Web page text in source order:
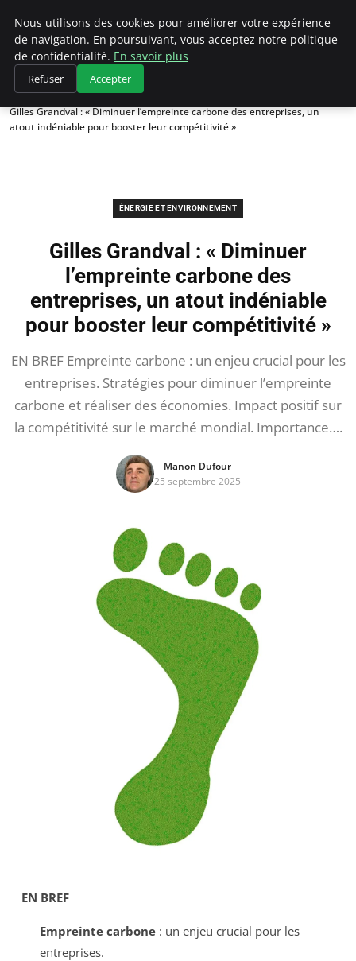
Climategatecountryclub.com
Accueil
Énergie et environnement
Gilles Grandval : « Diminuer l’empreinte carbone des entreprises, un
atout indéniable pour booster leur compétitivité »
ÉNERGIE ET ENVIRONNEMENT
Gilles Grandval : « Diminuer
l’empreinte carbone des
entreprises, un atout indéniable
pour booster leur compétitivité »
EN BREF Empreinte carbone : un enjeu crucial pour les
entreprises. Stratégies pour diminuer l’empreinte
carbone et réaliser des économies. Impact positif sur
la compétitivité sur le marché mondial. Importance….
Manon Dufour
25 septembre 2025
EN BREF
Empreinte carbone: un enjeu crucial pour les
entreprises.
Nous utilisons des cookies pour améliorer votre expérience
de navigation. En poursuivant, vous acceptez notre politique
de confidentialité. En savoir plus
Refuser Accepter